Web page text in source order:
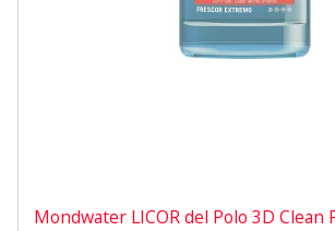
Mondwater LICOR del Polo 3D Clean